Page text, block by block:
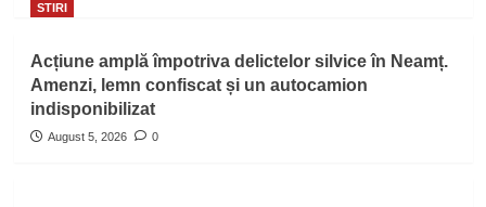
STIRI
Acțiune amplă împotriva delictelor silvice în Neamț.
Amenzi, lemn confiscat și un autocamion
indisponibilizat
August 5, 2026 0